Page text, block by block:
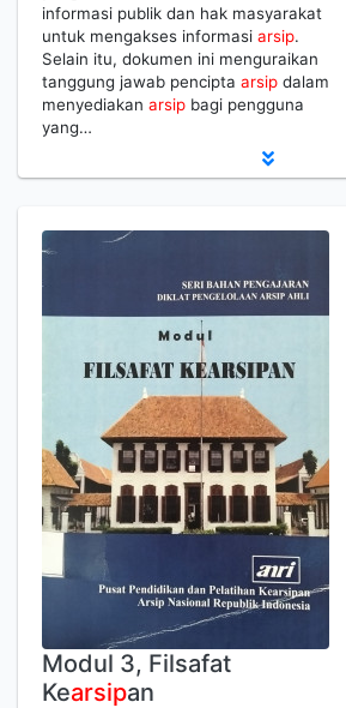
informasi publik dan hak masyarakat
untuk mengakses informasi arsip.
Selain itu, dokumen ini menguraikan
tanggung jawab pencipta arsip dalam
menyediakan arsip bagi pengguna
yang…
Modul 3, Filsafat
Kearsipan